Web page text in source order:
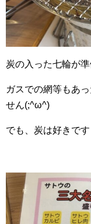
炭の入った七輪が準
ガスでの網等もあ
せん(;^ω^)
でも、炭は好きです